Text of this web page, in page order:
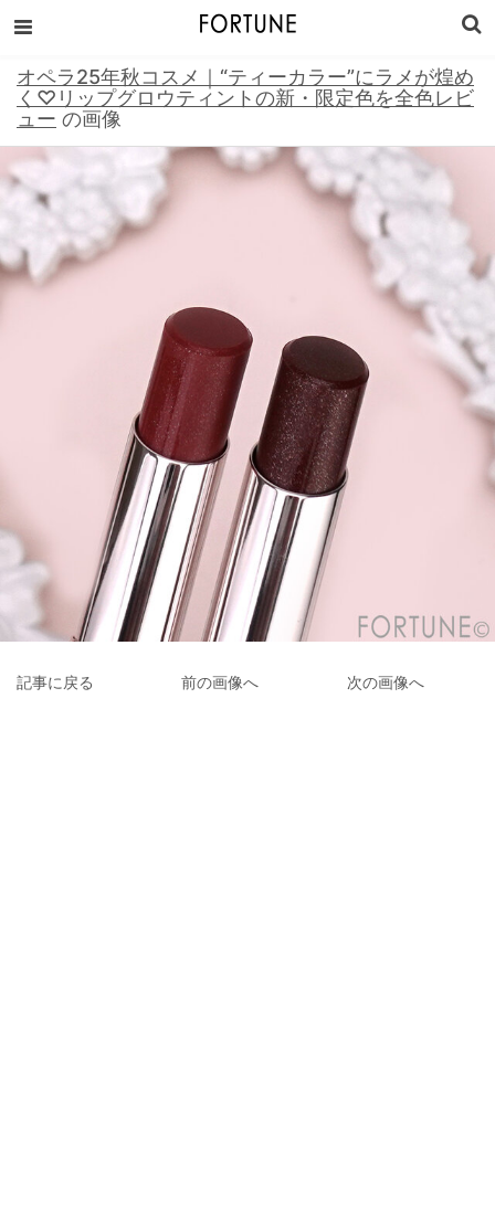
オペラ25年秋コスメ｜“ティーカラー”にラメが煌め
く♡リップグロウティントの新・限定色を全色レビ
ュー の画像
記事に戻る 前の画像へ 次の画像へ